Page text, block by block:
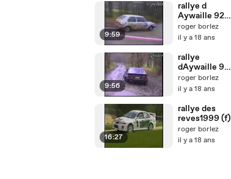
9:59
rallye d
Aywaille 92
party3
roger borlez
il y a 18 ans
9:56
rallye
dAywaille 92
party2
roger borlez
il y a 18 ans
16:27
rallye des
reves1999 (f)
roger borlez
il y a 18 ans